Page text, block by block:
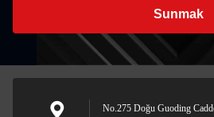
Sunmak
No.275 Doğu Guoding